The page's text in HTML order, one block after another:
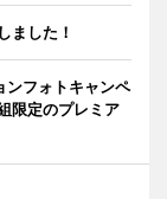
ました！
ンフォトキャンペ
限定のプレミア